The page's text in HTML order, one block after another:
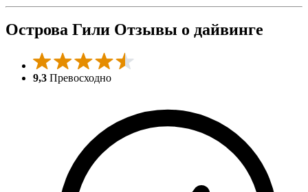
Острова Гили Отзывы о дайвинге
9,3 Превосходно